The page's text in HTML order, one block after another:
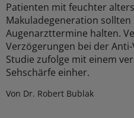
Patienten mit feuchter
Makuladegeneration
Augenarzttermine halten.
Verzögerungen bei der
Studie zufolge mit einem
Sehschärfe einher.
Von Dr. Robert Bublak